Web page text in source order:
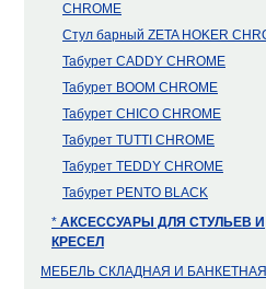
CHROME
Стул барный ZETA HOKER
Табурет CADDY CHROME
Табурет BOOM CHROME
Табурет CHICO CHROME
Табурет TUTTI CHROME
Табурет TEDDY CHROME
Табурет PENTO BLACK
* АКСЕССУАРЫ ДЛЯ СТУЛЬЕВ И
КРЕСЕЛ
МЕБЕЛЬ СКЛАДНАЯ И БАНКЕТНАЯ